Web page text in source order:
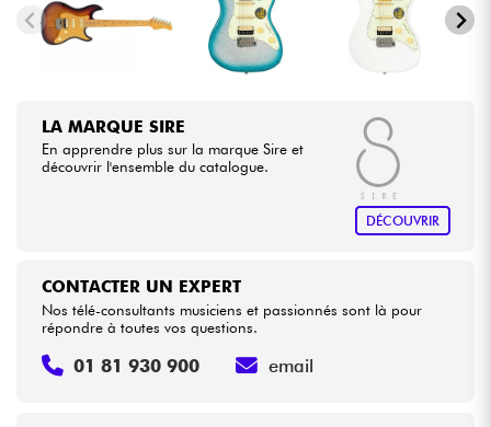
LA MARQUE SIRE
En apprendre plus sur la marque Sire et
découvrir l'ensemble du catalogue.
DÉCOUVRIR
CONTACTER UN EXPERT
Nos télé-consultants musiciens et passionnés sont là pour
répondre à toutes vos questions.
01 81 930 900 email